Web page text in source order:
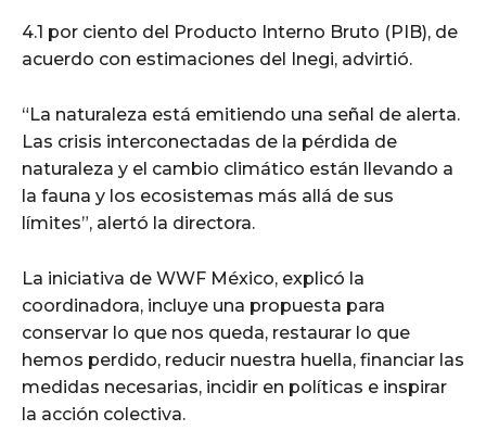
4.1 por ciento del Producto Interno Bruto (PIB), de
acuerdo con estimaciones del Inegi, advirtió.
“La naturaleza está emitiendo una señal de alerta.
Las crisis interconectadas de la pérdida de
naturaleza y el cambio climático están llevando a
la fauna y los ecosistemas más allá de sus
límites”, alertó la directora.
La iniciativa de WWF México, explicó la
coordinadora, incluye una propuesta para
conservar lo que nos queda, restaurar lo que
hemos perdido, reducir nuestra huella, financiar las
medidas necesarias, incidir en políticas e inspirar
la acción colectiva.